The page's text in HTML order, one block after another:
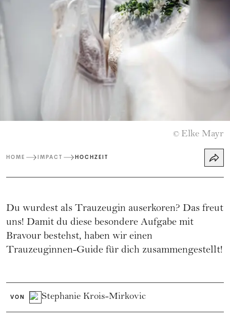
© Elke Mayr
HOME IMPACT HOCHZEIT
Du wurdest als Trauzeugin auserkoren? Das freut
uns! Damit du diese besondere Aufgabe mit
Bravour bestehst, haben wir einen
Trauzeuginnen-Guide für dich zusammengestellt!
VON Stephanie Krois-Mirkovic